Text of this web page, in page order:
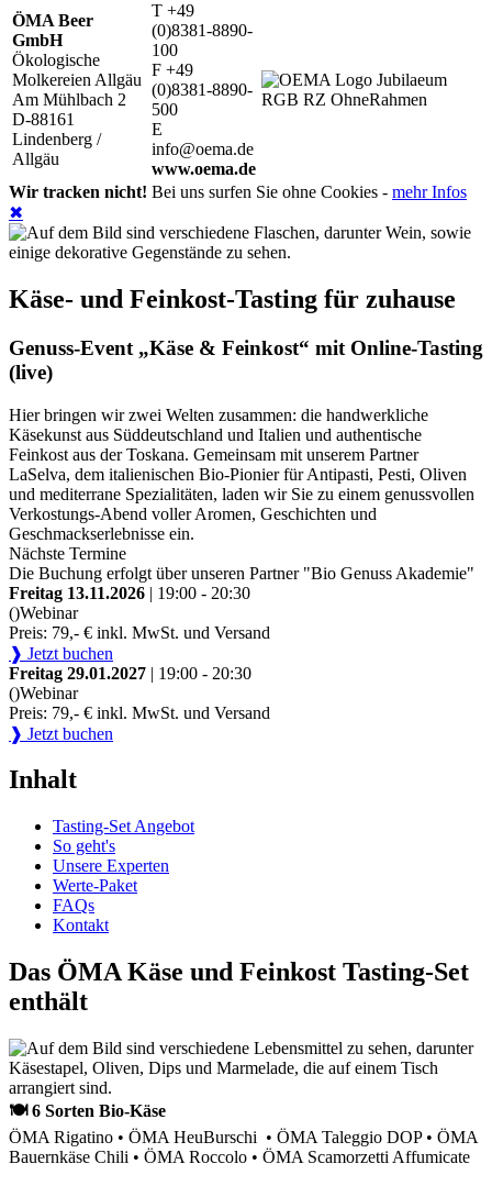
ÖMA Beer
GmbH
Ökologische
Molkereien Allgäu
Am Mühlbach 2
D-88161
Lindenberg /
Allgäu
T +49
(0)8381-8890-
100
F +49
(0)8381-8890-
500
E
info@oema.de
www.oema.de
Wir tracken nicht! Bei uns surfen Sie ohne Cookies - mehr Infos
✖
Käse- und Feinkost-Tasting für zuhause
Genuss-Event „Käse & Feinkost“ mit Online-Tasting
(live)
Hier bringen wir zwei Welten zusammen: die handwerkliche
Käsekunst aus Süddeutschland und Italien und authentische
Feinkost aus der Toskana. Gemeinsam mit unserem Partner
LaSelva, dem italienischen Bio-Pionier für Antipasti, Pesti, Oliven
und mediterrane Spezialitäten, laden wir Sie zu einem genussvollen
Verkostungs-Abend voller Aromen, Geschichten und
Geschmackserlebnisse ein.
Nächste Termine
Die Buchung erfolgt über unseren Partner "Bio Genuss Akademie"
Freitag 13.11.2026 | 19:00 - 20:30
()Webinar
Preis: 79,- € inkl. MwSt. und Versand
❱ Jetzt buchen
Freitag 29.01.2027 | 19:00 - 20:30
()Webinar
Preis: 79,- € inkl. MwSt. und Versand
❱ Jetzt buchen
Inhalt
Tasting-Set Angebot
So geht's
Unsere Experten
Werte-Paket
FAQs
Kontakt
Das ÖMA Käse und Feinkost Tasting-Set
enthält
🍽 6 Sorten Bio-Käse
ÖMA Rigatino • ÖMA HeuBurschi • ÖMA Taleggio DOP • ÖMA
Bauernkäse Chili • ÖMA Roccolo • ÖMA Scamorzetti Affumicate